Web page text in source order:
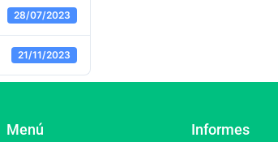
28/07/2023
21/11/2023
Menú Informes